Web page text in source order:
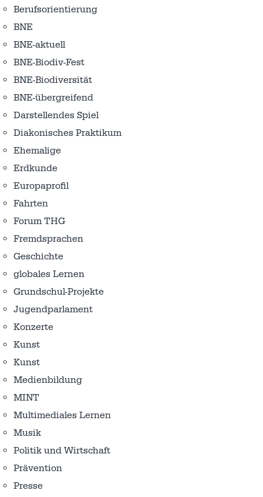
Berufsorientierung
BNE
BNE-aktuell
BNE-Biodiv-Fest
BNE-Biodiversität
BNE-übergreifend
Darstellendes Spiel
Diakonisches Praktikum
Ehemalige
Erdkunde
Europaprofil
Fahrten
Forum THG
Fremdsprachen
Geschichte
globales Lernen
Grundschul-Projekte
Jugendparlament
Konzerte
Kunst
Kunst
Medienbildung
MINT
Multimediales Lernen
Musik
Politik und Wirtschaft
Prävention
Presse